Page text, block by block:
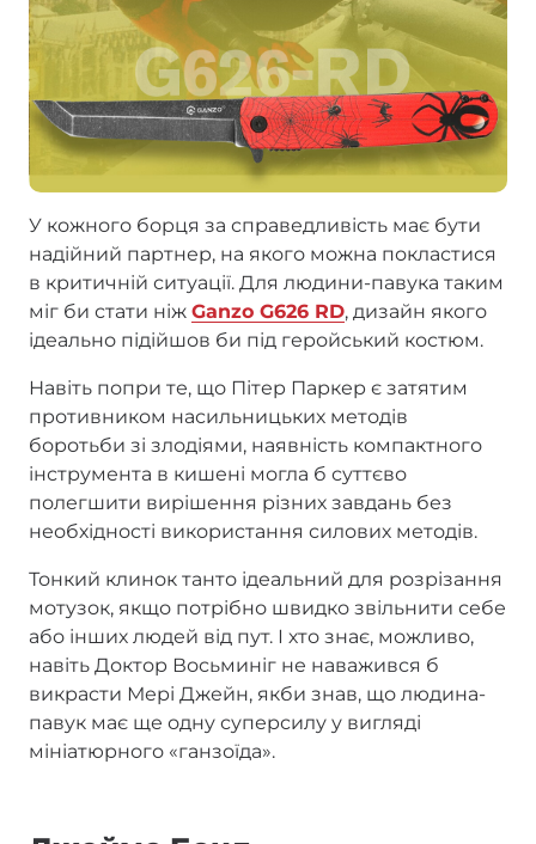
У кожного борця за справедливість має бути
надійний партнер, на якого можна покластися
в критичній ситуації. Для людини-павука таким
міг би стати ніж Ganzo G626 RD, дизайн якого
ідеально підійшов би під геройський костюм.
Навіть попри те, що Пітер Паркер є затятим
противником насильницьких методів
боротьби зі злодіями, наявність компактного
інструмента в кишені могла б суттєво
полегшити вирішення різних завдань без
необхідності використання силових методів.
Тонкий клинок танто ідеальний для розрізання
мотузок, якщо потрібно швидко звільнити себе
або інших людей від пут. І хто знає, можливо,
навіть Доктор Восьминіг не наважився б
викрасти Мері Джейн, якби знав, що людина-
павук має ще одну суперсилу у вигляді
мініатюрного «ганзоїда».